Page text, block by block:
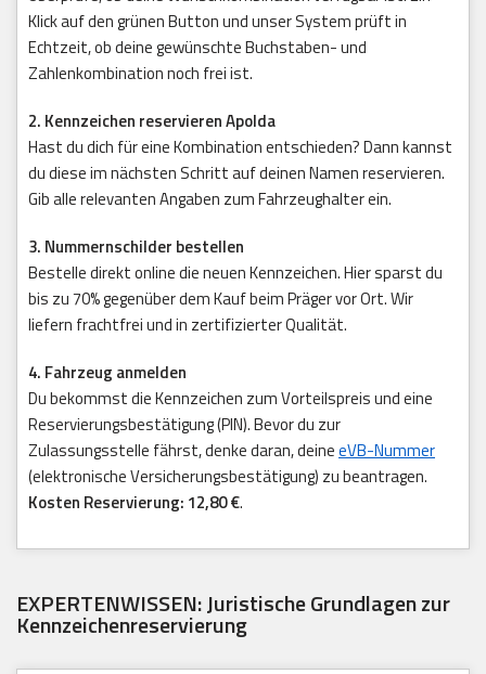
Klick auf den grünen Button und unser System prüft in
Echtzeit, ob deine gewünschte Buchstaben- und
Zahlenkombination noch frei ist.
2. Kennzeichen reservieren Apolda
Hast du dich für eine Kombination entschieden? Dann kannst
du diese im nächsten Schritt auf deinen Namen reservieren.
Gib alle relevanten Angaben zum Fahrzeughalter ein.
3. Nummernschilder bestellen
Bestelle direkt online die neuen Kennzeichen. Hier sparst du
bis zu 70% gegenüber dem Kauf beim Präger vor Ort. Wir
liefern frachtfrei und in zertifizierter Qualität.
4. Fahrzeug anmelden
Du bekommst die Kennzeichen zum Vorteilspreis und eine
Reservierungsbestätigung (PIN). Bevor du zur
Zulassungsstelle fährst, denke daran, deineeVB-Nummer
(elektronische Versicherungsbestätigung) zu beantragen.
Kosten Reservierung: 12,80 €.
EXPERTENWISSEN: Juristische Grundlagen zur
Kennzeichenreservierung